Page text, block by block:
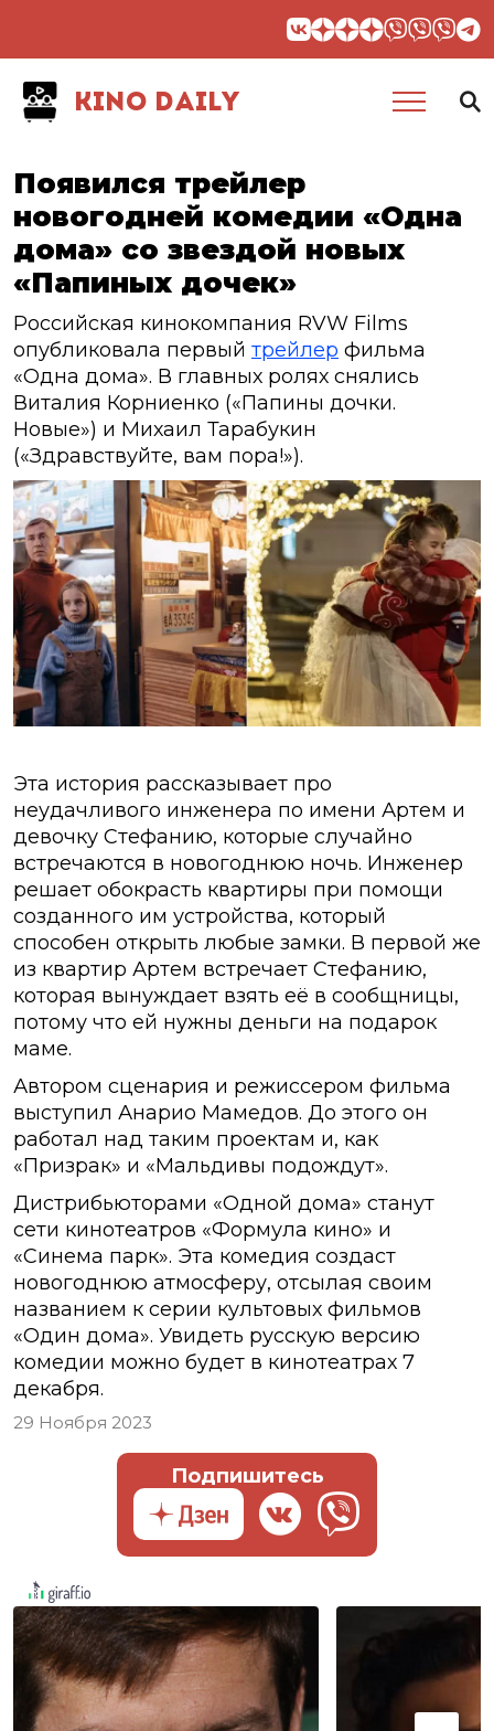
KINO DAILY
Появился трейлер
новогодней комедии «Одна
дома» со звездой новых
«Папиных дочек»
Российская кинокомпания RVW Films
опубликовала первый трейлер фильма
«Одна дома». В главных ролях снялись
Виталия Корниенко («Папины дочки.
Новые») и Михаил Тарабукин
(«Здравствуйте, вам пора!»).
Эта история рассказывает про
неудачливого инженера по имени Артем и
девочку Стефанию, которые случайно
встречаются в новогоднюю ночь. Инженер
решает обокрасть квартиры при помощи
созданного им устройства, который
способен открыть любые замки. В первой же
из квартир Артем встречает Стефанию,
которая вынуждает взять её в сообщницы,
потому что ей нужны деньги на подарок
маме.
Автором сценария и режиссером фильма
выступил Анарио Мамедов. До этого он
работал над таким проектам и, как
«Призрак» и «Мальдивы подождут».
Дистрибьюторами «Одной дома» станут
сети кинотеатров «Формула кино» и
«Синема парк». Эта комедия создаст
новогоднюю атмосферу, отсылая своим
названием к серии культовых фильмов
«Один дома». Увидеть русскую версию
комедии можно будет в кинотеатрах 7
декабря.
29 Ноября 2023
Подпишитесь